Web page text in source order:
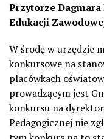
Przytorze
Edukacji
W środę w urzędzie
konkursowe na
placówkach
prowadzącym jest
konkursu na
Pedagogicznej nie